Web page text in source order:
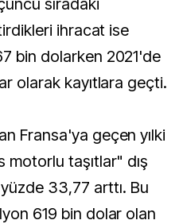
sıradaki
ihracat ise
bin dolarken 2021'de
olarak kayıtlara geçti.
Fransa'ya geçen yılki
motorlu taşıtlar" dış
yüzde 33,77 arttı. Bu
619 bin dolar olan